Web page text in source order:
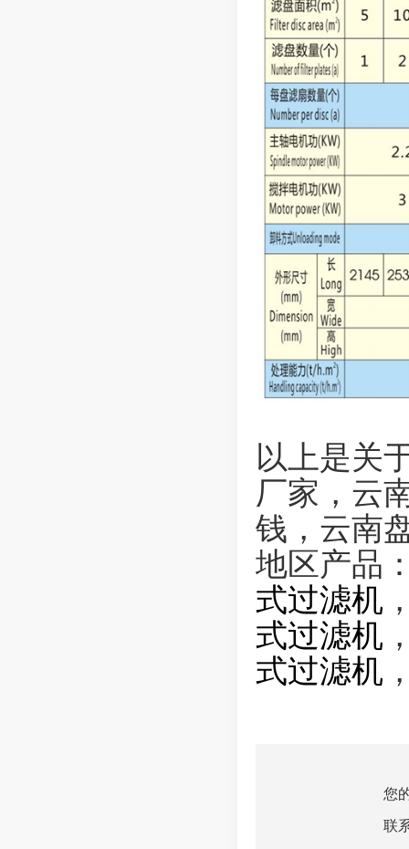
以上是关
厂家，云
钱，云南
地区产品
式过滤机
式过滤机
式过滤机
您
联